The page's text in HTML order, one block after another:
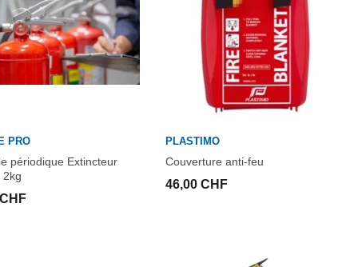
PRO
périodique Extincteur
2kg
PLASTIMO
Couverture anti-feu
46,00 CHF